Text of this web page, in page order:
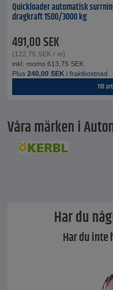
Quickloader automatisk
dragkraft 1500/3000 kg
491,00SEK
(122,75 SEK / m)
inkl. moms. 613,75 SEK
Plus 240,00 SEK i fraktkostnad
Till
Våra märken i
Har du
Har du